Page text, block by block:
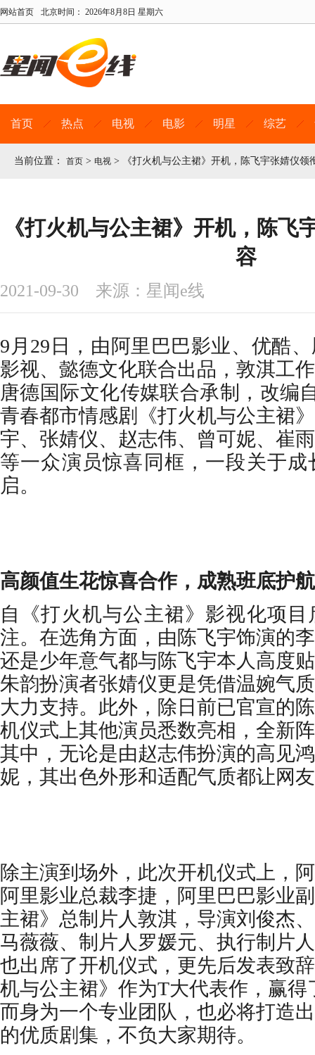
网站首页 北京时间： 2026年8月8日 星期六
首页 热点 电视 电影 明星 综艺
当前位置： 首页 > 电视 > 《打火机与公主裙》开机，陈飞宇张婧仪领
《打火机与公主裙》开机，陈飞
容
2021-09-30 来源：星闻e线
9月29日，由阿里巴巴影业、优酷
影视、懿德文化联合出品，敦淇工
唐德国际文化传媒联合承制， 改编
青春都市情感剧
《打火机与公主裙》
宇、张婧仪、赵志伟、曾可妮、崔
等一众演员惊喜同框，一段关于
启。
高颜值生花惊喜合作，成熟班底护
自《打火机与公主裙》影视化项
注。在选角方面，由陈飞宇饰演的
还是少年意气都与陈飞宇本人高度
朱韵扮演者张婧仪更是凭借温婉气
大力支持。此外，除日前已官宣的
机仪式上其他演员悉数亮相， 全新
其中，无论是由赵志伟扮演的高见
妮，其出色外形和适配气质都让网
除主演到场外，此次开机仪式上，
阿里影业总裁李捷， 阿里巴巴影业
主裙》总制片人敦淇 ， 导演刘俊杰、
马薇薇、制片人罗媛元、执行制片
也出席了开机仪式，更先后发表致
机与公主裙》作为T大代表作，赢
而身为一个专业团队，也必将打造
的优质剧集，不负大家期待。